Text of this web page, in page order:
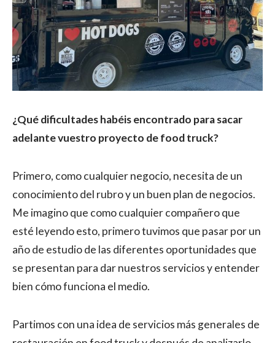
¿Qué dificultades habéis encontrado para sacar
adelante vuestro proyecto de food truck?
Primero, como cualquier negocio, necesita de un
conocimiento del rubro y un buen plan de negocios.
Me imagino que como cualquier compañero que
esté leyendo esto, primero tuvimos que pasar por un
año de estudio de las diferentes oportunidades que
se presentan para dar nuestros servicios y entender
bien cómo funciona el medio.
Partimos con una idea de servicios más generales de